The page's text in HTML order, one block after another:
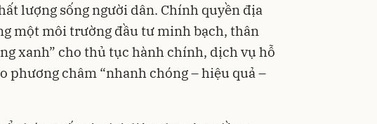
lượng sống người dân. Chính quyền địa
một môi trường đầu tư minh bạch, thân
xanh” cho thủ tục hành chính, dịch vụ hỗ
phương châm “nhanh chóng – hiệu quả –